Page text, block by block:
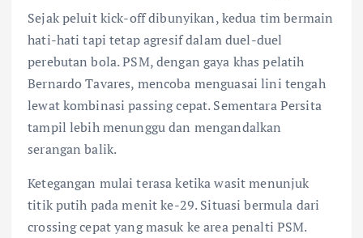
Sejak peluit kick-off dibunyikan, kedua tim bermain
hati-hati tapi tetap agresif dalam duel-duel
perebutan bola. PSM, dengan gaya khas pelatih
Bernardo Tavares, mencoba menguasai lini tengah
lewat kombinasi passing cepat. Sementara Persita
tampil lebih menunggu dan mengandalkan
serangan balik.
Ketegangan mulai terasa ketika wasit menunjuk
titik putih pada menit ke-29. Situasi bermula dari
crossing cepat yang masuk ke area penalti PSM.